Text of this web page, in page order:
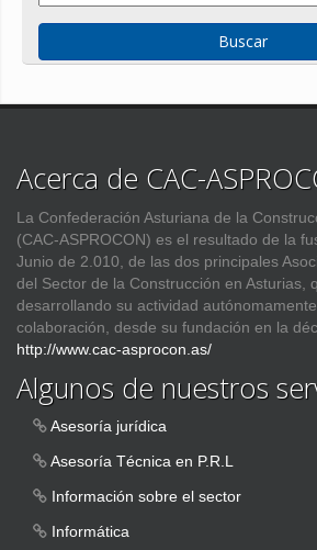
Acerca de CAC-
La Confederación Asturiana de la
(CAC-ASPROCON) es el resultado de la
Junio de 2.010, de las dos principales
del Sector de la Construcción en Asturias,
desarrollando su actividad
colaboración, desde su fundación en la
http://www.cac-asprocon.as/
Algunos de nuestros
Asesoría jurídica
Asesoría Técnica en P.R.L
Información sobre el sector
Informática